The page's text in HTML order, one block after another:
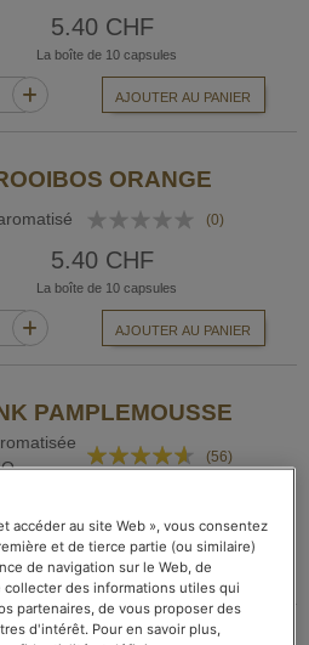
0%
5.40 CHF
La boîte de 10 capsules
AJOUTER AU PANIER
ORANGE
Rating:
0%
(0)
5.40 CHF
La boîte de 10 capsules
AJOUTER AU PANIER
PAMPLEMOUSSE
Rating:
(56)
La boîte de 10 capsules
AJOUTER AU PANIER
accéder au site Web », vous consentez
et de tierce partie (ou similaire)
de navigation sur le Web, de
des informations utiles qui
partenaires, de vous proposer des
d'intérêt. Pour en savoir plus,